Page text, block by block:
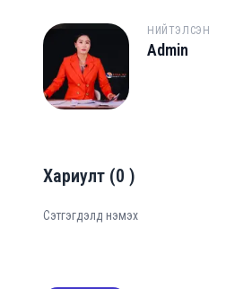
A
НИЙТЭЛСЭН
Admin
Хариулт (0 )